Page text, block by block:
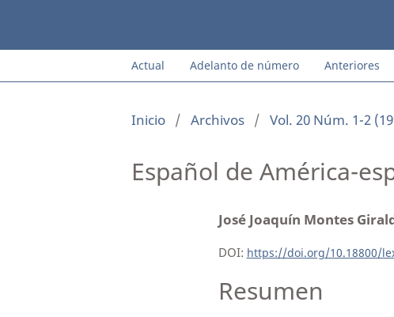
Actual Adelanto de número Anteriores
Inicio / Archivos / Vol. 20 Núm. 1-2
Español de América-
José Joaquín Montes
DOI: https://doi.org/10.18800/
Resumen